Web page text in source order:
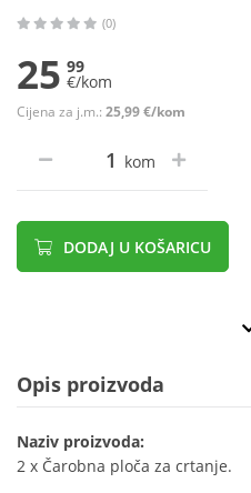
(0)
25 99
€/kom
Cijena za j.m.: 25,99 €/kom
kom
DODAJ U KOŠARICU
Opis proizvoda
Naziv proizvoda:
2 x Čarobna ploča za crtanje.